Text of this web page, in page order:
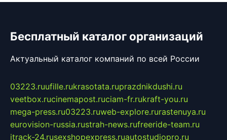
Бесплатный каталог организаций
Актуальный каталог компаний по всей России
03223.ruufille.rukrasotata.ruprazdnikdushi.ru
veetbox.rucinemapost.ruciam-fr.rukraft-you.ru
mega-press.ru03223.ruweb-explore.rurastenuya.ru
eurovision-russia.rustrah-news.rufreeride-team.ru
itrack-24.rusexshopexpress.ruautostudiopro.ru